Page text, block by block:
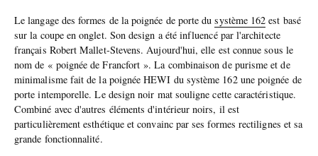
Le langage des formes de la poignée de porte dusystème 162 est basé
sur la coupe en onglet. Son design a été influencé par l'architecte
français Robert Mallet-Stevens. Aujourd'hui, elle est connue sous le
nom de « poignée de Francfort ». La combinaison de purisme et de
minimalisme fait de la poignée HEWI du système 162 une poignée de
porte intemporelle. Le design noir mat souligne cette caractéristique.
Combiné avec d'autres éléments d'intérieur noirs, il est
particulièrement esthétique et convainc par ses formes rectilignes et sa
grande fonctionnalité.